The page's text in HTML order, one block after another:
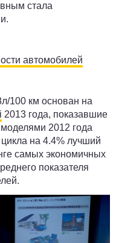
стала
автомобилей
100 км основан на
2013 года, показавшие
2012 года
на 4.4% лучший
самых экономичных
показателя